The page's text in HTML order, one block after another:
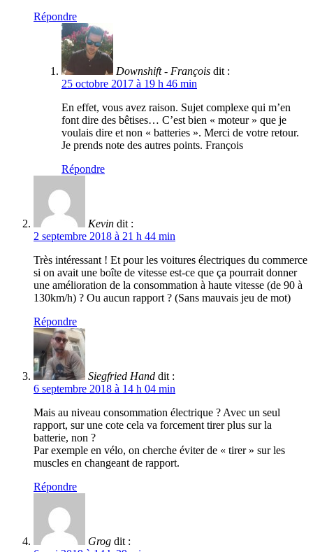
Répondre
Downshift - François dit :
25 octobre 2017 à 19 h 46 min
En effet, vous avez raison. Sujet complexe qui m’en
font dire des bêtises… C’est bien « moteur » que je
voulais dire et non « batteries ». Merci de votre retour.
Je prends note des autres points. François
Répondre
Kevin dit :
2 septembre 2018 à 21 h 44 min
Très intéressant ! Et pour les voitures électriques du commerce
si on avait une boîte de vitesse est-ce que ça pourrait donner
une amélioration de la consommation à haute vitesse (de 90 à
130km/h) ? Ou aucun rapport ? (Sans mauvais jeu de mot)
Répondre
Siegfried Hand dit :
6 septembre 2018 à 14 h 04 min
Mais au niveau consommation électrique ? Avec un seul
rapport, sur une cote cela va forcement tirer plus sur la
batterie, non ?
Par exemple en vélo, on cherche éviter de « tirer » sur les
muscles en changeant de rapport.
Répondre
Grog dit :